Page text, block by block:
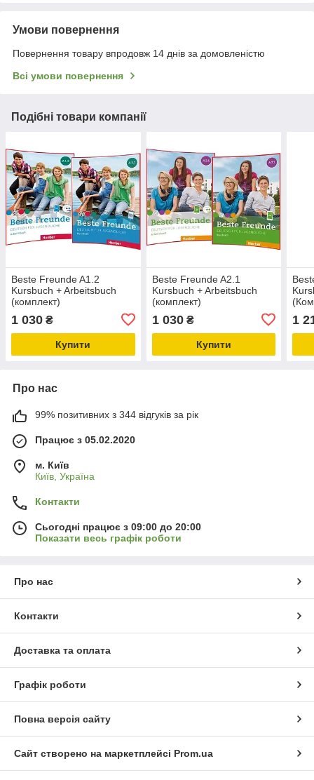
Умови повернення
Повернення товару впродовж 14 днів за домовленістю
Всі умови повернення
Подібні товари компанії
Beste Freunde A1.2
Kursbuch + Arbeitsbuch
(комплект)
1 030 ₴
Купити
Beste Freunde A2.1
Kursbuch + Arbeitsbuch
(комплект)
1 030₴
Купити
1
Про нас
99% позитивних з 344 відгуків за рік
Працює з 05.02.2020
м. Київ
Київ, Україна
Контакти
Сьогодні працює з 09:00 до 20:00
Показати весь графік роботи
Про нас
Контакти
Доставка та оплата
Графік роботи
Повна версія сайту
Сайт створено на маркетплейсі Prom.ua